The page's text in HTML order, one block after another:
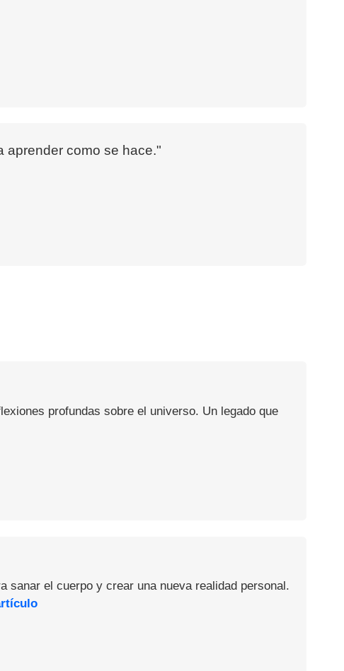
aprender como se hace."
profundas sobre el universo. Un legado que
el cuerpo y crear una nueva realidad personal.